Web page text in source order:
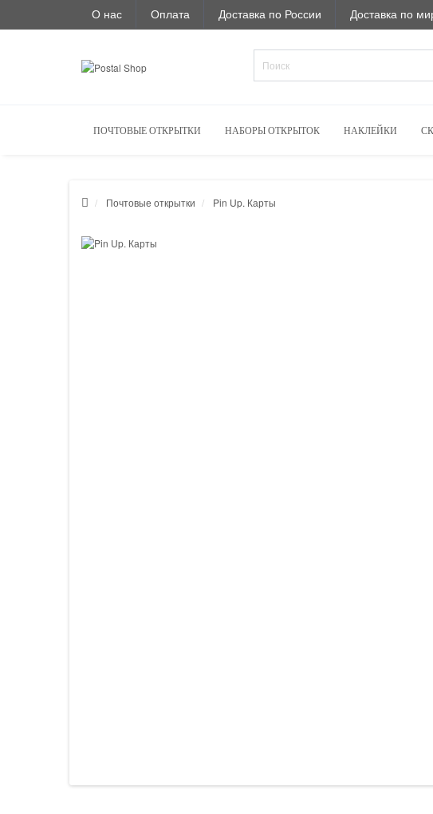
О нас Оплата Доставка по России Доставка по
ПОЧТОВЫЕ ОТКРЫТКИ НАБОРЫ ОТКРЫТОК НАКЛЕЙКИ
Почтовые открытки Pin Up. Карты